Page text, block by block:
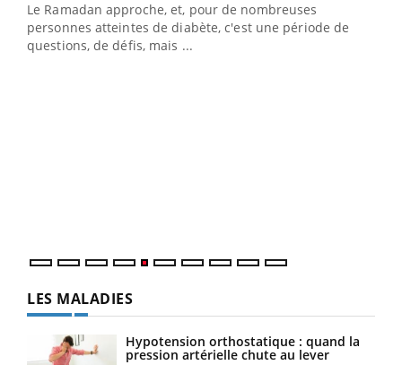
Le Ramadan approche, et, pour de nombreuses
personnes atteintes de diabète, c'est une période de
questions, de défis, mais ...
LES MALADIES
Hypotension orthostatique : quand la
pression artérielle chute au lever